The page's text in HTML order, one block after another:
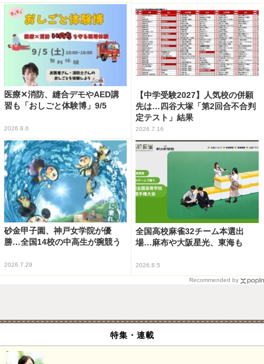
医療✕消防、縫合デモやAED講
習も「おしごと体験博」9/5
2026.8.6
【中学受験2027】人気校の併願
先は…四谷大塚「第2回合不合判
定テスト」結果
2026.7.16
砂金甲子園、神戸女学院が優
勝…全国14校の中高生が腕競う
2026.7.29
全国高校麻雀32チーム本選出
場…麻布や大阪星光、東海も
2026.8.5
Recommended by
特集・連載